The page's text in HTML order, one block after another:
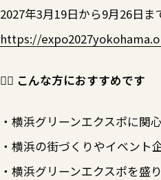
2027年3月19日から9月26日ま
https://
🙋‍♀️ こんな方におすすめです
・横浜グリーンエクスポに関
・横浜の街づくりやイベント
・横浜グリーンエクスポを盛